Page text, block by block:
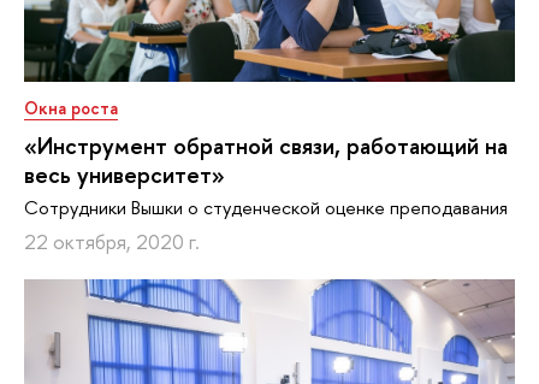
Окна роста
«Инструмент обратной связи, работающий на
весь университет»
Сотрудники Вышки о студенческой оценке преподавания
22 октября, 2020 г.